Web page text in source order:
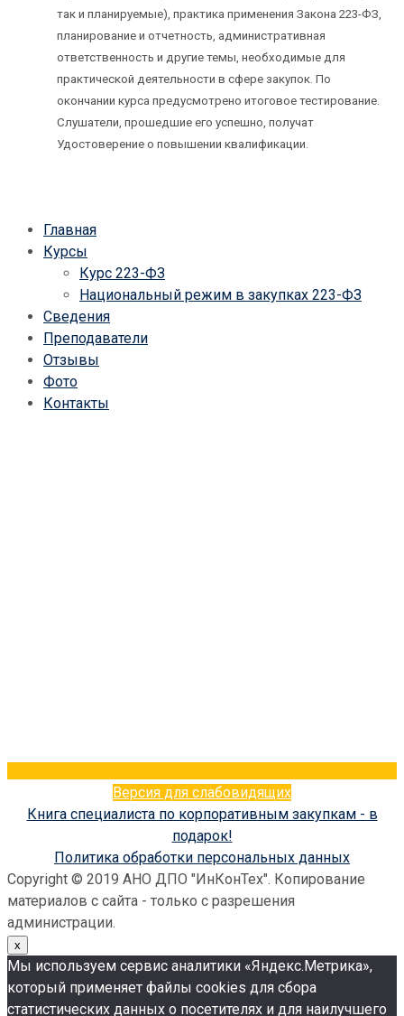
так и планируемые), практика применения Закона 223-ФЗ,
планирование и отчетность, административная
ответственность и другие темы, необходимые для
практической деятельности в сфере закупок. По
окончании курса предусмотрено итоговое тестирование.
Слушатели, прошедшие его успешно, получат
Удостоверение о повышении квалификации.
Главная
Курсы
Курс 223-ФЗ
Национальный режим в закупках 223-ФЗ
Сведения
Преподаватели
Отзывы
Фото
Контакты
Версия для слабовидящих
Книга специалиста по корпоративным закупкам - в
подарок!
Политика обработки персональных данных
Copyright © 2019 АНО ДПО "ИнКонТех". Копирование
материалов с сайта - только с разрешения
администрации.
x
Мы используем сервис аналитики «Яндекс.Метрика»,
который применяет файлы сookies для сбора
статистических данных о посетителях и для наилучшего